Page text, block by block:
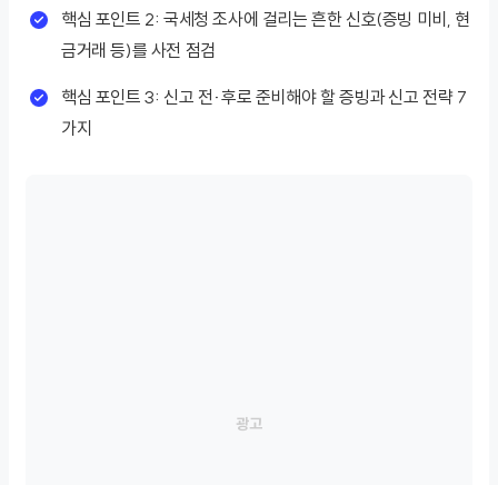
핵심 포인트 2: 국세청 조사에 걸리는 흔한 신호(증빙 미비, 현
금거래 등)를 사전 점검
핵심 포인트 3: 신고 전·후로 준비해야 할 증빙과 신고 전략 7
가지